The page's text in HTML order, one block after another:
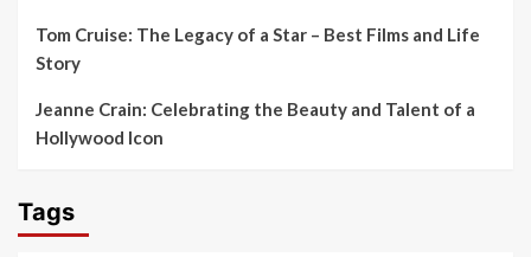
Tom Cruise: The Legacy of a Star – Best Films and Life
Story
Jeanne Crain: Celebrating the Beauty and Talent of a
Hollywood Icon
Tags